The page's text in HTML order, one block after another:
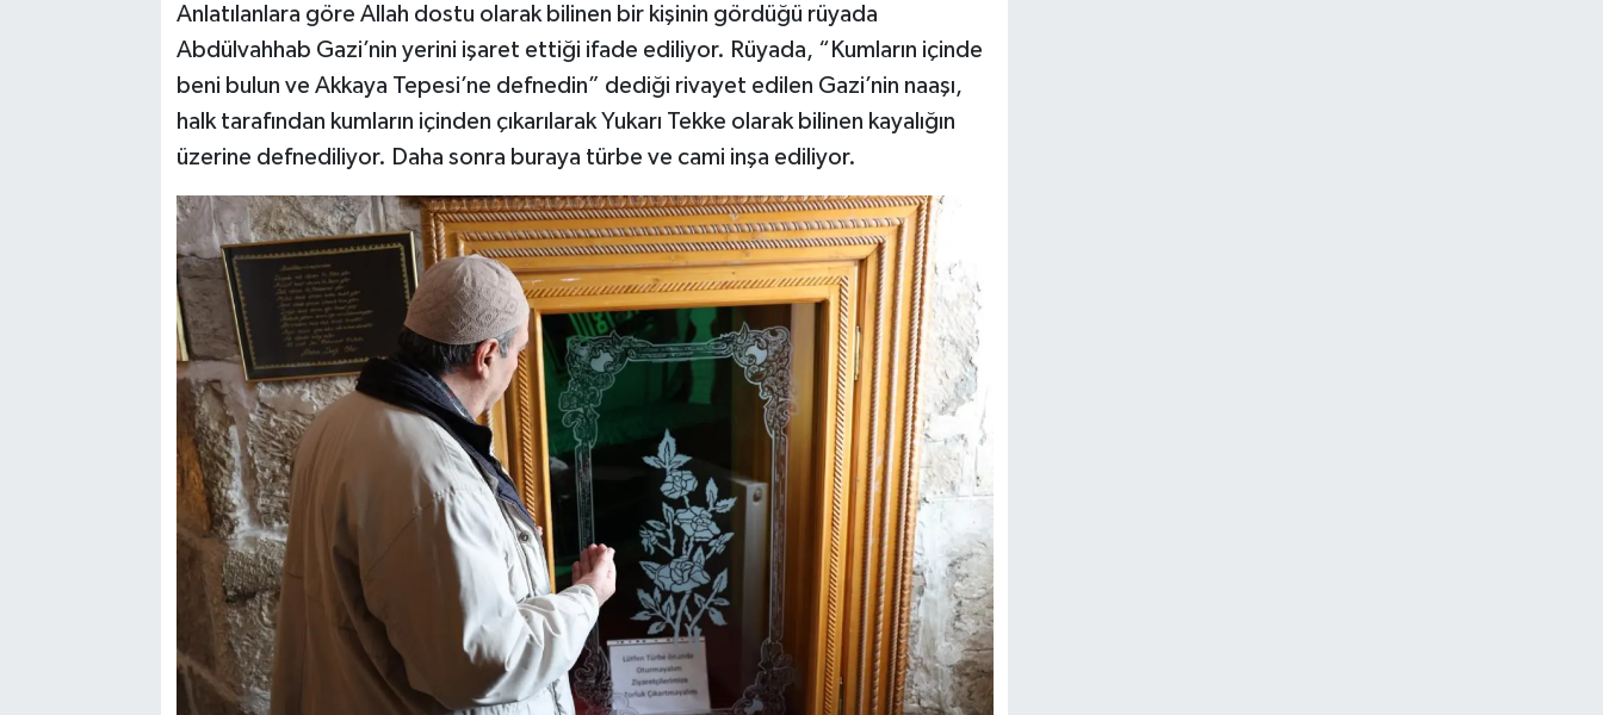
Anlatılanlara göre Allah dostu olarak bilinen bir kişinin gördüğü rüyada
Abdülvahhab Gazi’nin yerini işaret ettiği ifade ediliyor. Rüyada, “Kumların içinde
beni bulun ve Akkaya Tepesi’ne defnedin” dediği rivayet edilen Gazi’nin naaşı,
halk tarafından kumların içinden çıkarılarak Yukarı Tekke olarak bilinen kayalığın
üzerine defnediliyor. Daha sonra buraya türbe ve cami inşa ediliyor.